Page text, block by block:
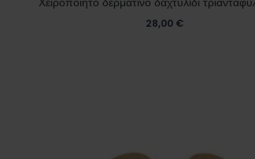
28,00 €